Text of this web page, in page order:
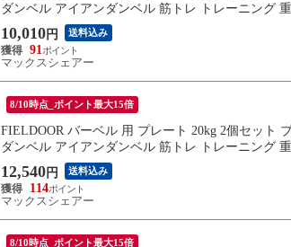
ダンベル アイアンダンベル 筋トレ トレーニング
10,010 円 送料込み
91
マックスシェアー
8/10時点_ポイント最大15倍
FIELDOOR バーベル 用 プレート 20kg 2個セット
ダンベル アイアンダンベル 筋トレ トレーニング
12,540 円 送料込み
114
マックスシェアー
8/10時点_ポイント最大15倍